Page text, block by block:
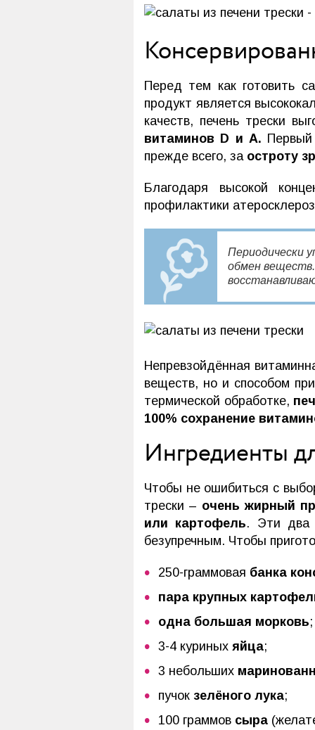
Перед тем как готовить
продукт является
качеств, печень трески
витаминов D и A.
прежде всего, за остроту
Благодаря высокой
профилактики
Периодически
обмен
Непревзойдённая
веществ, но и способом
термической обработке,
100% сохранение
Ингредиенты
Чтобы не ошибиться с
трески – очень жирный
или картофель. Эти два
безупречным. Чтобы
250-граммовая банка
пара крупных
одна большая морковь;
3-4 куриных яйца;
3 небольших
пучок зелёного лука;
100 граммов сыра